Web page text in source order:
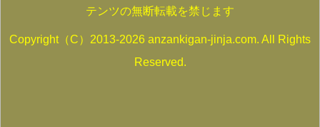
テンツの無断転載を禁じます
Copyright（C）2013-2026 anzankigan-jinja.com. All Rights
Reserved.